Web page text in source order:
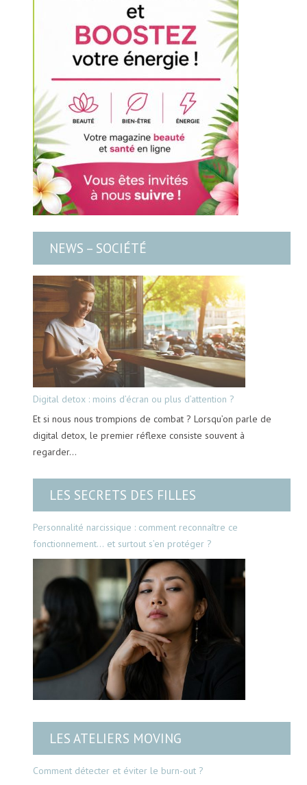
NEWS – SOCIÉTÉ
Digital detox : moins d’écran ou plus d’attention ?
Et si nous nous trompions de combat ? Lorsqu’on parle de
digital detox, le premier réflexe consiste souvent à
regarder…
LES SECRETS DES FILLES
Personnalité narcissique : comment reconnaître ce
fonctionnement… et surtout s’en protéger ?
LES ATELIERS MOVING
Comment détecter et éviter le burn-out ?